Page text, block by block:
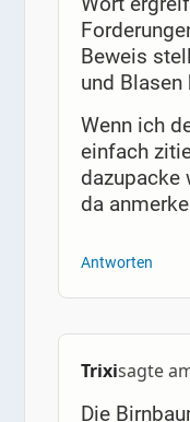
Beweis
und Blasen
Wenn ich
einfach
dazupacke
da
Antworten
Trixisagte
Die